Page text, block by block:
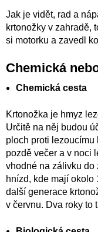
Jak je vidět, rad a
krtonožky v zahradě,
si motorku a zavedl
Chemická
Chemická cesta
Krtonožka je hmyz
Určitě na něj budou
ploch proti lezoucímu
pozdě večer a v noci
vhodné na zálivku do
hnízd, kde mají
další generace
v červnu. Dva roky to